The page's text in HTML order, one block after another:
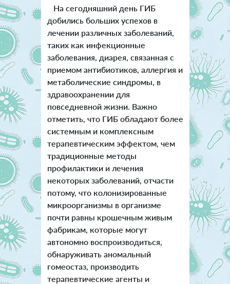
На сегодняшний день ГИБ
добились больших успехов в
лечении различных заболеваний,
таких как инфекционные
заболевания, диарея, связанная с
приемом антибиотиков, аллергия и
метаболические синдромы, в
здравоохранении для
повседневной жизни. Важно
отметить, что ГИБ обладают более
системным и комплексным
терапевтическим эффектом, чем
традиционные методы
профилактики и лечения
некоторых заболеваний, отчасти
потому, что колонизированные
микроорганизмы в организме
почти равны крошечным живым
фабрикам, которые могут
автономно воспроизводиться,
обнаруживать аномальный
гомеостаз, производить
терапевтические агенты и